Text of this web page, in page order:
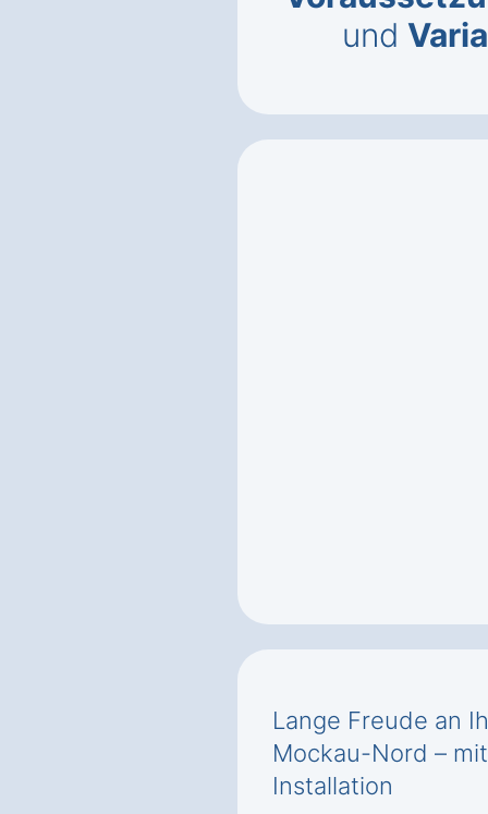
und
Lange Freude an
Mockau-Nord –
Installation